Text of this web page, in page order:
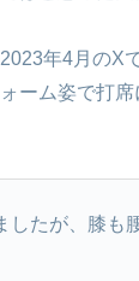
年4月のX
ーム姿で打
したが、膝も